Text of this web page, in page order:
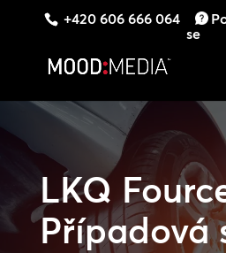
+420 606 666 064
se
LKQ
Případová